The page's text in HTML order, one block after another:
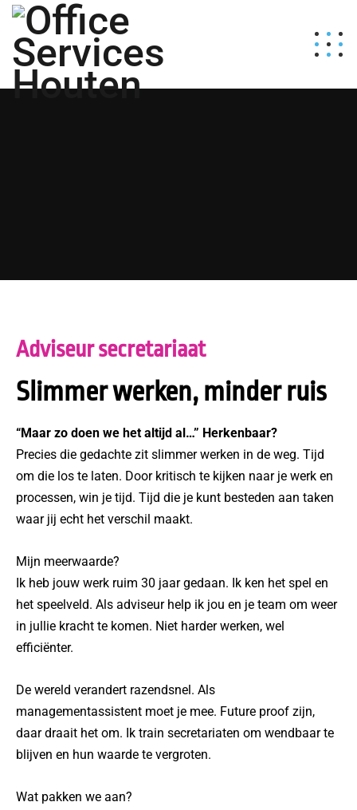
Adviseur secretariaat
Slimmer werken, minder ruis
“Maar zo doen we het altijd al…” Herkenbaar?
Precies die gedachte zit slimmer werken in de weg. Tijd
om die los te laten. Door kritisch te kijken naar je werk en
processen, win je tijd. Tijd die je kunt besteden aan taken
waar jij echt het verschil maakt.
Mijn meerwaarde?
Ik heb jouw werk ruim 30 jaar gedaan. Ik ken het spel en
het speelveld. Als adviseur help ik jou en je team om weer
in jullie kracht te komen. Niet harder werken, wel
efficiënter.
De wereld verandert razendsnel. Als
managementassistent moet je mee. Future proof zijn,
daar draait het om. Ik train secretariaten om wendbaar te
blijven en hun waarde te vergroten.
Wat pakken we aan?